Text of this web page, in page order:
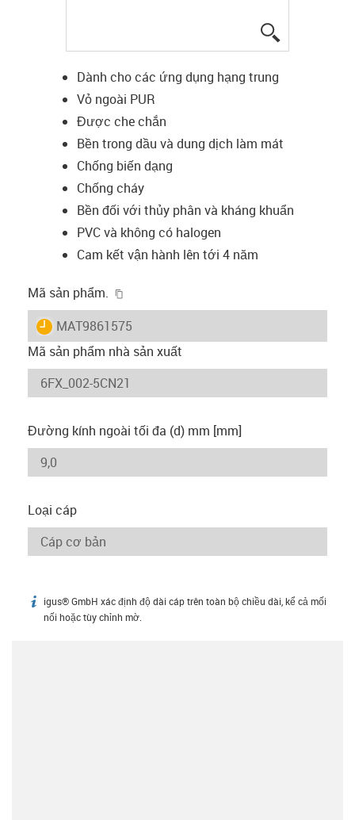
Dành cho các ứng dụng hạng trung
Vỏ ngoài PUR
Được che chắn
Bền trong dầu và dung dịch làm mát
Chống biến dạng
Chống cháy
Bền đối với thủy phân và kháng khuẩn
PVC và không có halogen
Cam kết vận hành lên tới 4 năm
Mã sản phẩm.
igus-icon-lieferzeit
MAT9861575
Mã sản phẩm nhà sản xuất
Đường kính ngoài tối đa (d) mm [mm]
Loại cáp
igus-icon-info
igus® GmbH xác định độ dài cáp trên toàn bộ chiều dài, kể cả mối
nối hoặc tùy chỉnh mờ.